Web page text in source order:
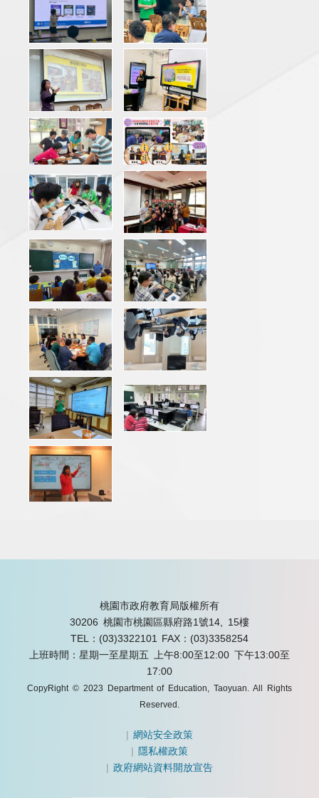
桃園市政府教育局版權所有
30206 桃園市桃園區縣府路1號14, 15樓
TEL：(03)3322101
FAX：(03)3358254
上班時間：星期一至星期五 上午8:00至12:00 下午13:00至
17:00
CopyRight © 2023 Department of Education, Taoyuan. All Rights
Reserved.
|網站安全政策
| 隱私權政策
|政府網站資料開放宣告